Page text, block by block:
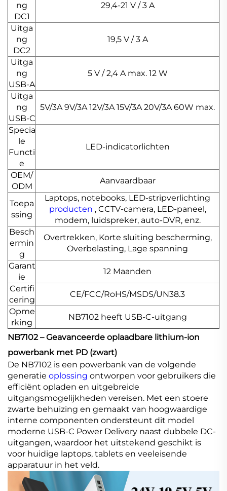
ng
DC1
29,4-21 V / 3 A
Uitga
ng
DC2
19,5 V / 3 A
Uitga
ng
USB-A
5 V / 2,4 A max. 12 W
Uitga
ng
USB-C
5V/3A 9V/3A 12V/3A 15V/3A 20V/3A 60W max.
Specia
le
Functi
e
LED-indicatorlichten
OEM/
ODM
Aanvaardbaar
Toepa
ssing
Laptops, notebooks, LED-stripverlichting
producten , CCTV-camera, LED-paneel,
modem, luidspreker, auto-DVR, enz.
Besch
ermin
g
Overtrekken, Korte sluiting bescherming,
Overbelasting, Lage spanning
Garant
ie
12 Maanden
Certifi
cering
CE/FCC/RoHS/MSDS/UN38.3
Opme
rking
NB7102 heeft USB-C-uitgang
NB7102 – Geavanceerde oplaadbare lithium-ion
powerbank met PD (zwart)
De NB7102 is een powerbank van de volgende
generatie oplossing ontworpen voor gebruikers die
efficiënt opladen en uitgebreide
uitgangsmogelijkheden vereisen. Met een stoere
zwarte behuizing en gemaakt van hoogwaardige
interne componenten ondersteunt dit model
moderne USB-C Power Delivery naast dubbele DC-
uitgangen, waardoor het uitstekend geschikt is
voor huidige laptops, tablets en veeleisende
apparatuur in het veld.